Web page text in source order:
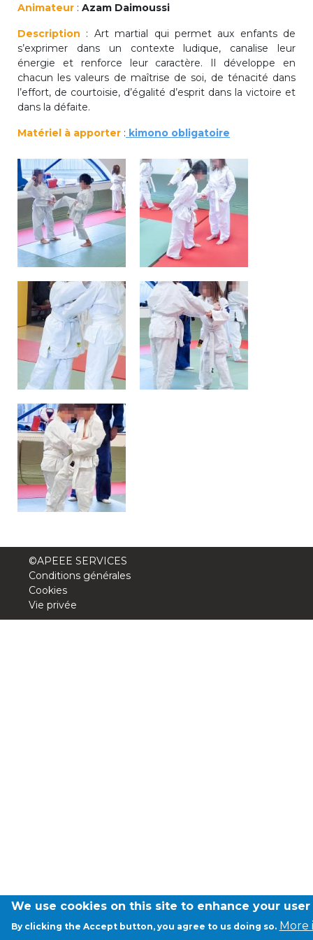
periscolaire.berkendael@apeee-bxl1-
services.be
BE91 3631 6790 0976
Activités périscolaires Uccle
+32 (0)2 375 31 35
cesame@apeee-bxl1-services.be
BE30 3100 2003 2711
Cantine
+32 (0)2 374 76 75
cantine@apeee-bxl1-services.be
BE10 3100 9205 4504
Casiers
+32 (0)2 373 87 68
casiers@apeee-bxl1-services.be
BE52 3101 4777 1809
coordination@apeee-bxl1-services.be
Animateur : Azam Daimoussi
Description : Art martial qui permet aux enfants de
s’exprimer dans un contexte ludique, canalise leur
énergie et renforce leur caractère. Il développe en
chacun les valeurs de maîtrise de soi, de ténacité dans
l’effort, de courtoisie, d’égalité d’esprit dans la victoire et
dans la défaite.
Matériel à apporter : kimono obligatoire
©APEEE SERVICES
Conditions générales
Cookies
Vie privée
We use cookies on this site to enhance your
By clicking the Accept button, you agree to us doing so. More